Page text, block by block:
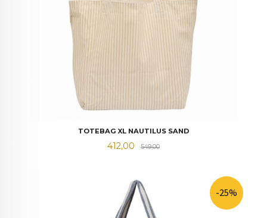
TOTEBAG XL NAUTILUS SAND
Tilbud
412,00 549,00Rabatt
-25%